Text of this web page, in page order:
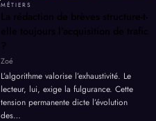
MÉTIERS
La rédaction de brèves structure-t-
elle toujours l’acquisition de trafic
?
Zoé
L’algorithme valorise l’exhaustivité. Le
lecteur, lui, exige la fulgurance. Cette
tension permanente dicte l’évolution
des…